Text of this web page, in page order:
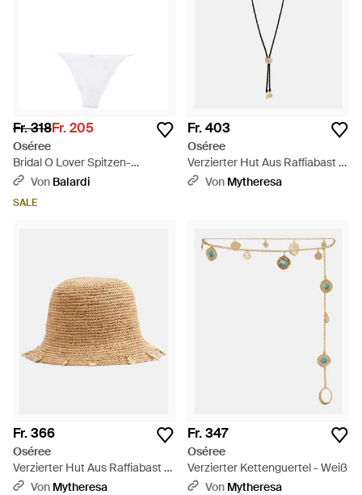
Fr. 318Fr. 205
Oséree
Bridal O Lover Spitzen-
Zweiteiler - Weiß
Von Balardi
SALE
Fr. 403
Oséree
Verzierter Hut Aus Raffiabast -
Natur
Von Mytheresa
Fr. 366
Oséree
Verzierter Hut Aus Raffiabast -
Natur
Von Mytheresa
Fr. 347
Oséree
Verzierter Kettenguertel - Weiß
Von Mytheresa